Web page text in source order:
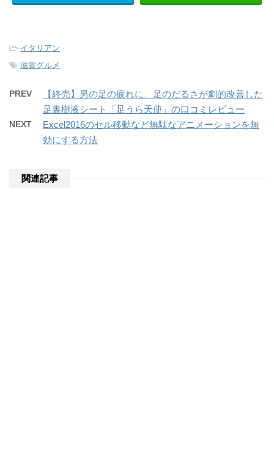
-イタリアン
-滋賀グルメ
PREV
【終売】男の足の疲れに、足のだるさが劇的改善した
足裏樹液シート「足うら天使」の口コミレビュー
NEXT
Excel2016のセル移動など無駄なアニメーションを無
効にする方法
関連記事